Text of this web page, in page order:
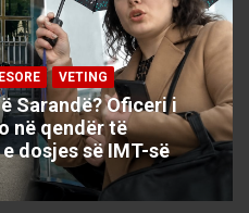
VETING
Sarandë? Oficeri i
në qendër të
dosjes së IMT-së